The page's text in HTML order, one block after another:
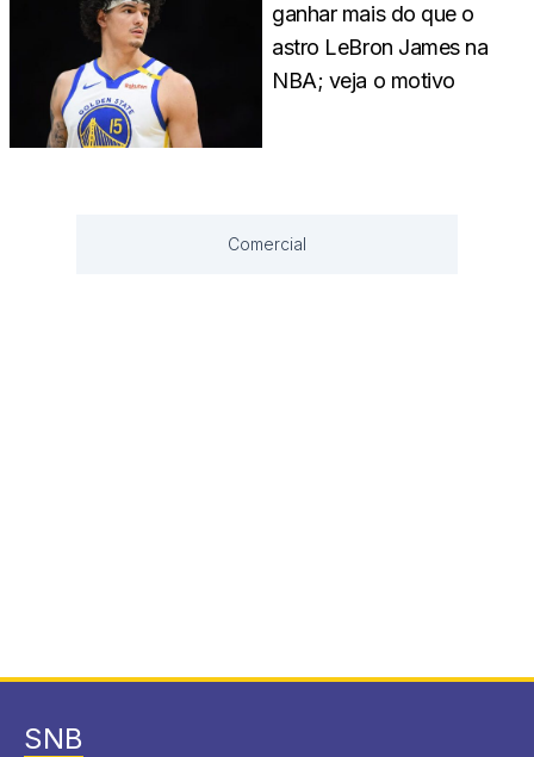
ganhar mais do que o
astro LeBron James na
NBA; veja o motivo
Comercial
SNB